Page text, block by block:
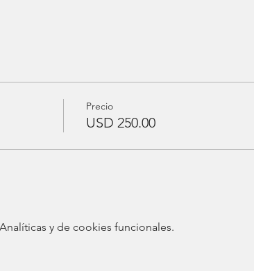
Precio
USD 250.00
y de cookies funcionales.